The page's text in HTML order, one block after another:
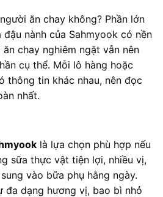
ăn chay không? Phần lớn
nành của Sahmyook có nền
chay nghiêm ngặt vẫn nên
cụ thể. Mỗi lô hàng hoặc
thông tin khác nhau, nên đọc
nhất.
là lựa chọn phù hợp nếu
sữa thực vật tiện lợi, nhiều vị,
vào bữa phụ hằng ngày.
đa dạng hương vị, bao bì nhỏ